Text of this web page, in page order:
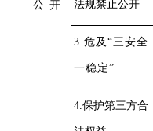
公 开 法规禁止公开
3.危及“三安全
一稳定”
4.保护第三方合